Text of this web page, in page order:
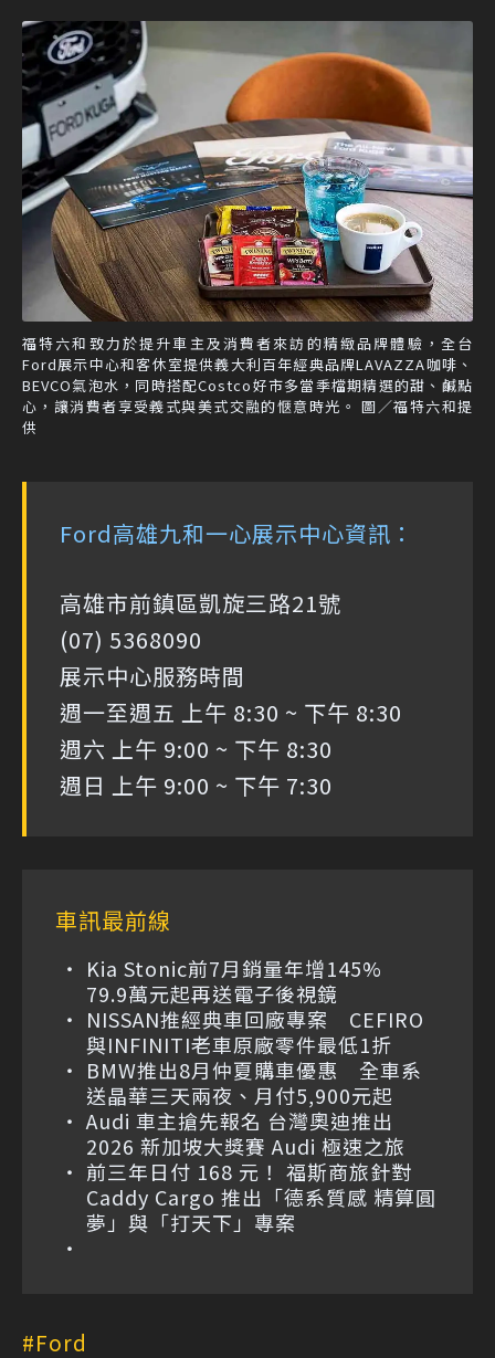
福特六和致力於提升車主及消費者來訪的精緻品牌體驗，全台
Ford展示中心和客休室提供義大利百年經典品牌LAVAZZA咖啡、
BEVCO氣泡水，同時搭配Costco好市多當季檔期精選的甜、鹹點
心，讓消費者享受義式與美式交融的愜意時光。 圖／福特六和提
供
Ford高雄九和一心展示中心資訊：
高雄市前鎮區凱旋三路21號
(07) 5368090
展示中心服務時間
週一至週五 上午 8:30 ~ 下午 8:30
週六 上午 9:00 ~ 下午 8:30
週日 上午 9:00 ~ 下午 7:30
車訊最前線
Kia Stonic前7月銷量年增145%
79.9萬元起再送電子後視鏡
NISSAN推經典車回廠專案 CEFIRO
與INFINITI老車原廠零件最低1折
BMW推出8月仲夏購車優惠 全車系
送晶華三天兩夜、月付5,900元起
Audi 車主搶先報名 台灣奧迪推出
2026 新加坡大獎賽 Audi 極速之旅
前三年日付 168 元！ 福斯商旅針對
Caddy Cargo 推出「德系質感 精算圓
夢」與「打天下」專案
Ford